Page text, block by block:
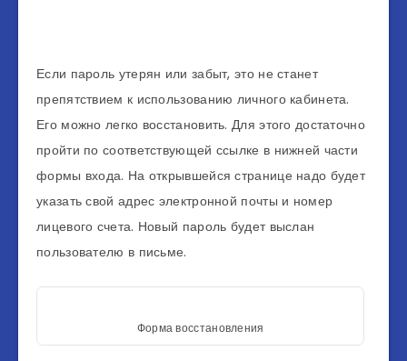
Если пароль утерян или забыт, это не станет
препятствием к использованию личного кабинета.
Его можно легко восстановить. Для этого достаточно
пройти по соответствующей ссылке в нижней части
формы входа. На открывшейся странице надо будет
указать свой адрес электронной почты и номер
лицевого счета. Новый пароль будет выслан
пользователю в письме.
Форма восстановления